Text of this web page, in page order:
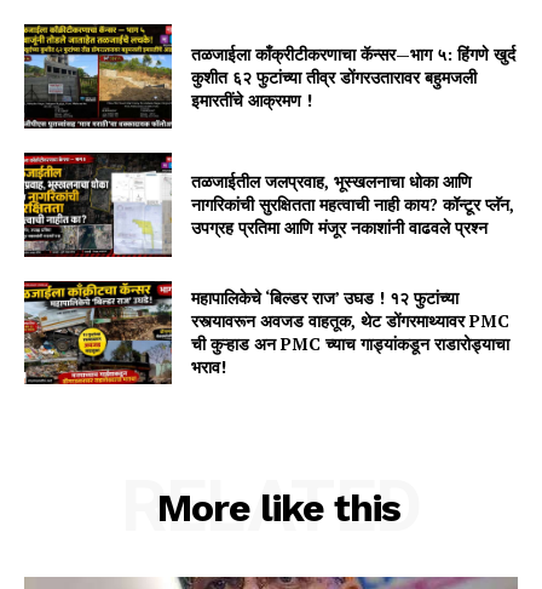
तळजाईला काँक्रीटीकरणाचा कॅन्सर—भाग ५: हिंगणे खुर्द
कुशीत ६२ फुटांच्या तीव्र डोंगरउतारावर बहुमजली
इमारतींचे आक्रमण !
तळजाईतील जलप्रवाह, भूस्खलनाचा धोका आणि
नागरिकांची सुरक्षितता महत्वाची नाही काय? कॉन्टूर प्लॅन,
उपग्रह प्रतिमा आणि मंजूर नकाशांनी वाढवले प्रश्न
महापालिकेचे ‘बिल्डर राज’ उघड ! १२ फुटांच्या
रस्त्यावरून अवजड वाहतूक, थेट डोंगरमाथ्यावर PMC
ची कुऱ्हाड अन PMC च्याच गाड्यांकडून राडारोड्याचा
भराव!
More like this
RELATED